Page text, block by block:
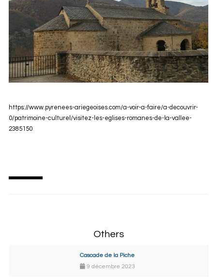
https://www.pyrenees-ariegeoises.com/a-voir-a-faire/a-decouvrir-
0/patrimoine-culturel/visitez-les-eglises-romanes-de-la-vallee-
2385150
Others
Cascade de la Piche
9 décembre 2023